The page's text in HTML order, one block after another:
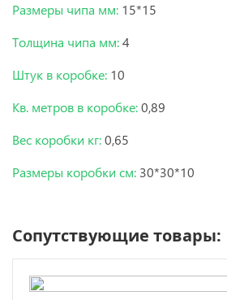
Размеры чипа мм: 15*15
Толщина чипа мм:4
Штук в коробке: 10
Кв. метров в коробке:0,89
Вес коробки кг:0,65
Размеры коробки см: 30*30*10
Сопутствующие товары: